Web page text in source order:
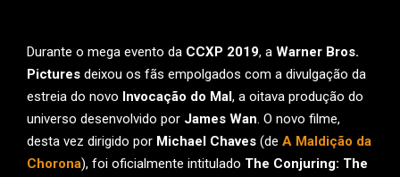
Durante o mega evento da CCXP 2019, a Warner Bros.
Pictures deixou os fãs empolgados com a divulgação da
estreia do novo Invocação do Mal, a oitava produção do
universo desenvolvido por James Wan. O novo filme,
desta vez dirigido por Michael Chaves (de A Maldição da
Chorona), foi oficialmente intitulado The Conjuring: The